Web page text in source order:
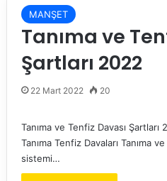
MANŞET
Tanıma ve
Şartları 2022
22 Mart 2022 20
Tanıma ve Tenfiz Davası Şartları
Tanıma Tenfiz Davaları Tanıma
sistemi…